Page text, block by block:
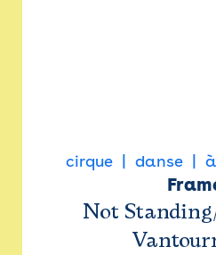
cirque danse
Not